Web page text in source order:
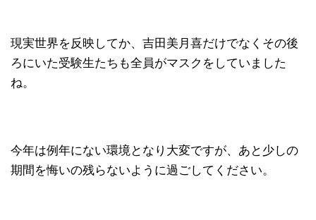
現実世界を反映してか、吉田美月喜だけでなくその後
ろにいた受験生たちも全員がマスクをしていました
ね。
今年は例年にない環境となり大変ですが、あと少しの
期間を悔いの残らないように過ごしてください。